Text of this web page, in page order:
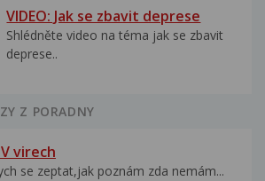
VIDEO: Jak se zbavit deprese
Shlédněte video na téma jak se zbavit
deprese..
Z PORADNY
virech
se zeptat,jak poznám zda nemám...